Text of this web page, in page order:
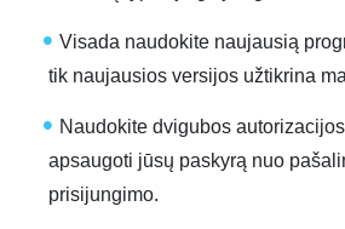
Visada naudokite naujausią
tik naujausios versijos užtikrina
Naudokite dvigubos
apsaugoti jūsų paskyrą nuo
prisijungimo.